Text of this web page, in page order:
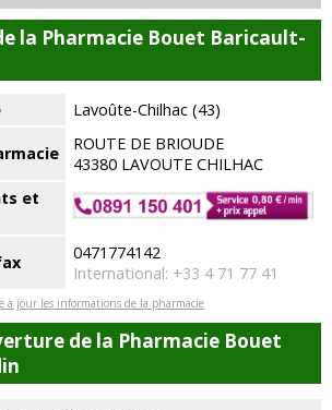
la Pharmacie Bouet Baricault-
Lavoûte-Chilhac (43)
ROUTE DE BRIOUDE
43380 LAVOUTE CHILHAC
et
0471774142
International: +33 4 71 77 41
à jour les informations de la pharmacie
de la Pharmacie Bouet